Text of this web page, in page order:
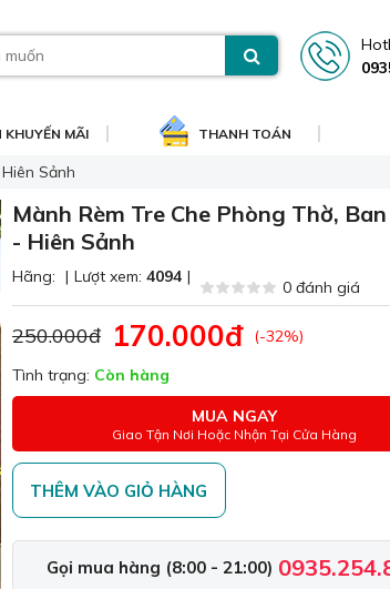
KHUYẾN MÃI THANH TOÁN
Sảnh
Mành Rèm Tre Che Phòng Thờ,
- Hiên Sảnh
Hãng: | Lượt xem: 4094 |
0 đánh giá
250.000đ 170.000đ
(-32%)
Tình trạng: Còn hàng
MUA NGAY
Giao Tận Nơi Hoặc Nhận Tại Cửa Hàng
THÊM VÀO GIỎ HÀNG
Gọi mua hàng (8:00 - 21:00)